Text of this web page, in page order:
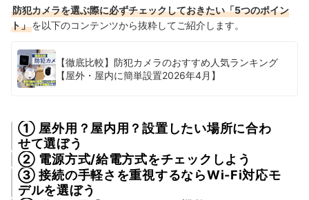
防犯カメラを選ぶ際に必ずチェックしておきたい「5つのポイン
ト」を以下のコンテンツから抜粋してご紹介します。
【徹底比較】防犯カメラのおすすめ人気ランキング
【屋外・屋内に簡単設置2026年4月】
① 屋外用？屋内用？設置したい場所に合わ
せて選ぼう
② 電源方式/給電方式をチェックしよう
③ 接続の手軽さを重視するならWi-Fi対応モ
デルを選ぼう